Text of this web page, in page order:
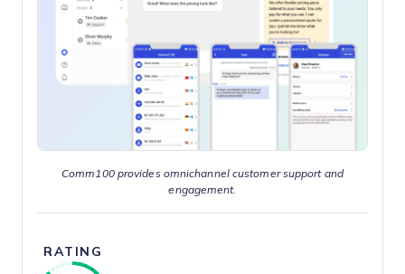
Comm100 provides omnichannel customer support and
engagement.
RATING